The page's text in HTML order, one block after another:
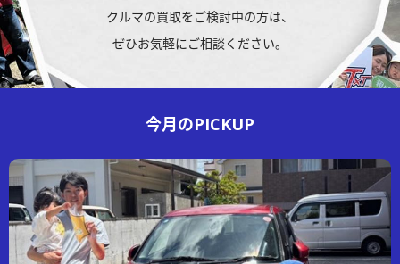
クルマの買取をご検討中の方は、
ぜひお気軽にご相談ください。
今月のPICKUP